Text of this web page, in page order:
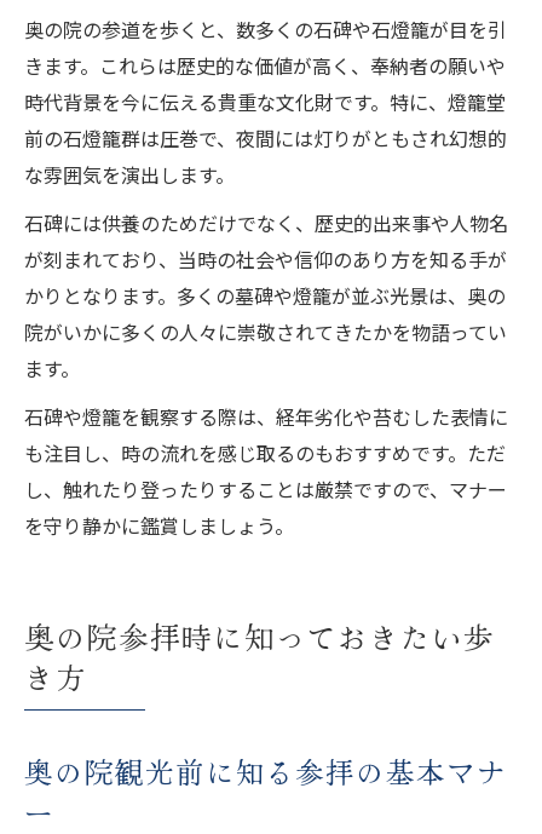
奥の院の参道を歩くと、数多くの石碑や石燈籠が目を引
きます。これらは歴史的な価値が高く、奉納者の願いや
時代背景を今に伝える貴重な文化財です。特に、燈籠堂
前の石燈籠群は圧巻で、夜間には灯りがともされ幻想的
な雰囲気を演出します。
石碑には供養のためだけでなく、歴史的出来事や人物名
が刻まれており、当時の社会や信仰のあり方を知る手が
かりとなります。多くの墓碑や燈籠が並ぶ光景は、奥の
院がいかに多くの人々に崇敬されてきたかを物語ってい
ます。
石碑や燈籠を観察する際は、経年劣化や苔むした表情に
も注目し、時の流れを感じ取るのもおすすめです。ただ
し、触れたり登ったりすることは厳禁ですので、マナー
を守り静かに鑑賞しましょう。
奥の院参拝時に知っておきたい歩
き方
奥の院観光前に知る参拝の基本マナ
ー